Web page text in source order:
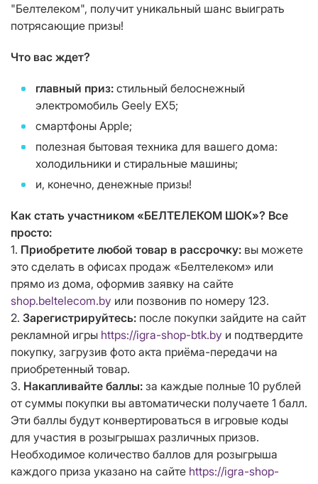
"Белтелеком", получит уникальный шанс выиграть
потрясающие призы!
Что вас ждет?
главный приз: стильный белоснежный
электромобиль Geely EX5;
смартфоны Apple;
полезная бытовая техника для вашего дома:
холодильники и стиральные машины;
и, конечно, денежные призы!
Как стать участником «БЕЛТЕЛЕКОМ ШОК»? Все
просто:
1. Приобретите любой товар в рассрочку: вы можете
это сделать в офисах продаж «Белтелеком» или
прямо из дома, оформив заявку на сайте
shop.beltelecom.by или позвонив по номеру 123.
2. Зарегистрируйтесь: после покупки зайдите на сайт
рекламной игры https://igra-shop-btk.by и подтвердите
покупку, загрузив фото акта приёма-передачи на
приобретенный товар.
3. Накапливайте баллы: за каждые полные 10 рублей
от суммы покупки вы автоматически получаете 1 балл.
Эти баллы будут конвертироваться в игровые коды
для участия в розыгрышах различных призов.
Необходимое количество баллов для розыгрыша
каждого приза указано на сайте https://igra-shop-